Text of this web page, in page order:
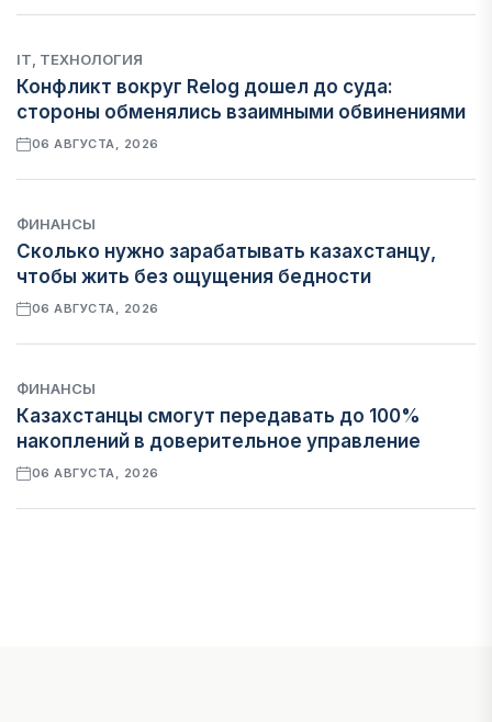
IT, ТЕХНОЛОГИЯ
Конфликт вокруг Relog дошел до суда:
стороны обменялись взаимными обвинениями
06 АВГУСТА, 2026
ФИНАНСЫ
Сколько нужно зарабатывать казахстанцу,
чтобы жить без ощущения бедности
06 АВГУСТА, 2026
ФИНАНСЫ
Казахстанцы смогут передавать до 100%
накоплений в доверительное управление
06 АВГУСТА, 2026